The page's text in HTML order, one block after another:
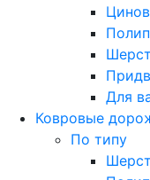
Для
Ковровые
По типу